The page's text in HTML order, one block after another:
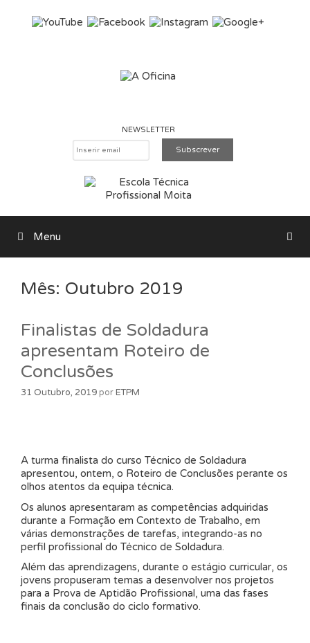
NEWSLETTER
Pesquisar
Menu
Mês: Outubro 2019
Finalistas de Soldadura
apresentam Roteiro de
Conclusões
31 Outubro, 2019 porETPM
A turma finalista do curso Técnico de Soldadura
apresentou, ontem, o Roteiro de Conclusões perante os
olhos atentos da equipa técnica.
Os alunos apresentaram as competências adquiridas
durante a Formação em Contexto de Trabalho, em
várias demonstrações de tarefas, integrando-as no
perfil profissional do Técnico de Soldadura.
Além das aprendizagens, durante o estágio curricular, os
jovens propuseram temas a desenvolver nos projetos
para a Prova de Aptidão Profissional, uma das fases
finais da conclusão do ciclo formativo.